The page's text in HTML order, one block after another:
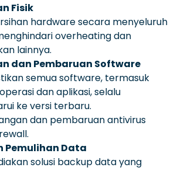
Fisik
hardware secara menyeluruh
overheating dan
lainnya.
dan Pembaruan Software
semua software, termasuk
dan aplikasi, selalu
ke versi terbaru.
dan pembaruan antivirus
Pemulihan Data
solusi backup data yang